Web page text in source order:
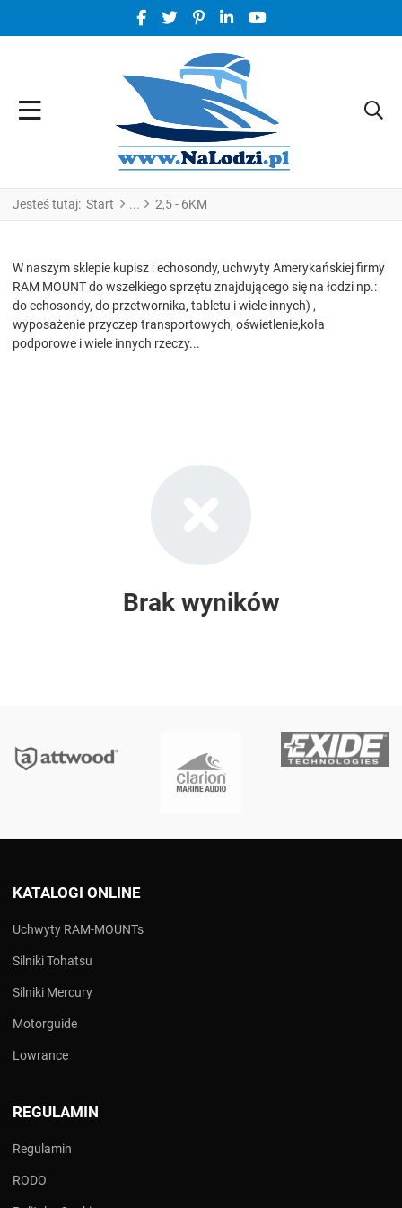
FACEBOOK SOCIAL LINK
TWITTER SOCIAL LINK
PINTEREST SOCIAL LINK
LINKEDIN SOCIAL LINK
YOUTUBE SOCIAL LINK
Jesteś tutaj: Start 2,5 - 6KM
W naszym sklepie kupisz : echosondy, uchwyty Amerykańskiej firmy
RAM MOUNT do wszelkiego sprzętu znajdującego się na łodzi np.:
do echosondy, do przetwornika, tabletu i wiele innych) ,
wyposażenie przyczep transportowych, oświetlenie,koła
podporowe i wiele innych rzeczy...
Brak wyników
KATALOGI ONLINE
Uchwyty RAM-MOUNTs
Silniki Tohatsu
Silniki Mercury
Motorguide
Lowrance
REGULAMIN
Regulamin
RODO